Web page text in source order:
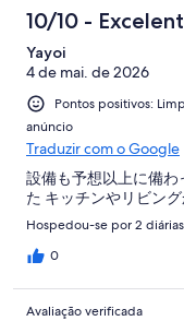
10/10 -
Yayoi
4 de mai. de 2026
Pontos positivos:
anúncio
Traduzir com o Google
設備も予想以上に備
た キッチンやリビン
Hospedou-se por 2
0
Avaliação verificada